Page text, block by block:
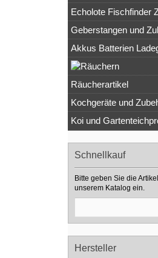
Echolote Fischfinder
Geberstangen und
Akkus Batterien
Räucherartikel
Kochgeräte und
Koi und
Schnellkauf
Bitte geben Sie die
unserem Katalog ein.
Hersteller